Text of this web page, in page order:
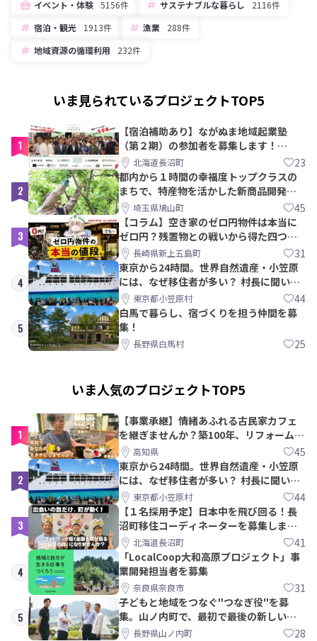
イベント・体験 5156件 サステナブルな暮らし
2116件
宿泊・観光
1913件 漁業
288件
地域資源の循環利用
232件
いま見られているプロジェクトTOP5
1
【宿泊補助あり】ながぬま地域起業塾
（第２期）の参加者を募集します！
【8/21〆】
北海道長沼町 23
2
都内から１時間の幸福度トップクラスの
まちで、特産物を活かした新商品開発＆
PRメンバー募集！
埼玉県鳩山町 45
3
【コラム】空き家のゼロ円物件は本当に
ゼロ円？残置物との戦いから得た四つの
教訓｜新上五島町
長崎県新上五島町 31
4
東京から24時間。世界自然遺産・小笠原
には、なぜ移住者が多い？ 村長に聞いて
みた東京都小笠原村 44
5
白馬で暮らし、宿づくりを担う仲間を募
集！
長野県白馬村 25
いま人気のプロジェクトTOP5
1
【事業承継】情緒あふれる古民家カフェ
を継ぎませんか？築100年、リフォームか
ら約10年！
高知県 45
2
東京から24時間。世界自然遺産・小笠原
には、なぜ移住者が多い？ 村長に聞いて
みた東京都小笠原村 44
3
【１名採用予定】日本中を飛び回る！長
沼町移住コーディネーターを募集しま
す！北海道長沼町 41
4
「LocalCoop大和高原プロジェクト」事
業開発担当者を募集
奈良県奈良市 31
5
子どもと地域をつなぐ"つなぎ役"を募
集。山ノ内町で、最初で最後の新しい学
校づくりを一緒に
長野県山ノ内町 28